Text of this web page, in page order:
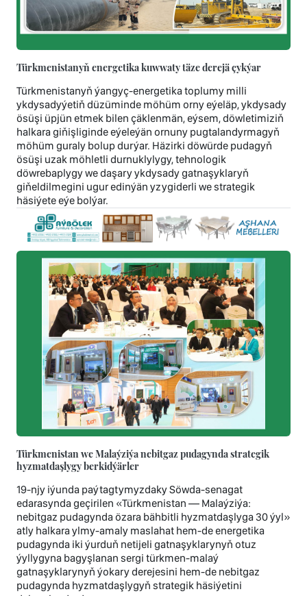
Türkmenistanyň energetika kuwwaty täze derejä çykýar
Türkmenistanyň ýangyç-energetika toplumy milli
ykdysadyýetiň düzüminde möhüm orny eýeläp, ykdysady
ösüşi üpjün etmek bilen çäklenmän, eýsem, döwletimiziň
halkara giňişliginde eýeleýän ornuny pugtalandyrmagyň
möhüm guraly bolup durýar. Häzirki döwürde pudagyň
ösüşi uzak möhletli durnuklylygy, tehnologik
döwrebaplygy we daşary ykdysady gatnaşyklaryň
giňeldilmegini ugur edinýän yzygiderli we strategik
häsiýete eýe bolýar.
Türkmenistan we Malaýziýa nebitgaz pudagynda strategik
hyzmatdaşlygy berkidýärler
19-njy iýunda paýtagtymyzdaky Söwda-senagat
edarasynda geçirilen «Türkmenistan — Malaýziýa:
nebitgaz pudagynda özara bähbitli hyzmatdaşlyga 30 ýyl»
atly halkara ylmy-amaly maslahat hem-de energetika
pudagynda iki ýurduň netijeli gatnaşyklarynyň otuz
ýyllygyna bagyşlanan sergi türkmen-malaý
gatnaşyklarynyň ýokary derejesini hem-de nebitgaz
pudagynda hyzmatdaşlygyň strategik häsiýetini